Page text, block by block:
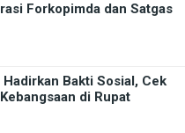
Forkopimda dan Satgas
Bakti Sosial, Cek
di Rupat